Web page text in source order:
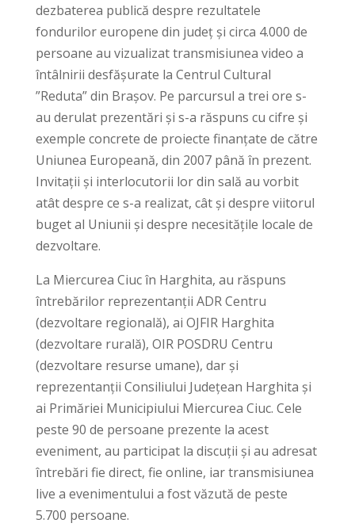
dezbaterea publică despre rezultatele
fondurilor europene din județ și circa 4.000 de
persoane au vizualizat transmisiunea video a
întâlnirii desfășurate la Centrul Cultural
”Reduta” din Brașov. Pe parcursul a trei ore s-
au derulat prezentări și s-a răspuns cu cifre și
exemple concrete de proiecte finanțate de către
Uniunea Europeană, din 2007 până în prezent.
Invitații și interlocutorii lor din sală au vorbit
atât despre ce s-a realizat, cât și despre viitorul
buget al Uniunii și despre necesitățile locale de
dezvoltare.
La Miercurea Ciuc în Harghita, au răspuns
întrebărilor reprezentanții ADR Centru
(dezvoltare regională), ai OJFIR Harghita
(dezvoltare rurală), OIR POSDRU Centru
(dezvoltare resurse umane), dar și
reprezentanții Consiliului Județean Harghita și
ai Primăriei Municipiului Miercurea Ciuc. Cele
peste 90 de persoane prezente la acest
eveniment, au participat la discuții și au adresat
întrebări fie direct, fie online, iar transmisiunea
live a evenimentului a fost văzută de peste
5.700 persoane.